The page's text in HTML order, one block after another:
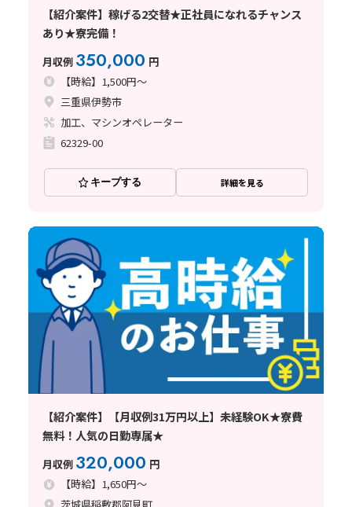
【紹介案件】稼げる2交替★正社員になれるチャンス
あり★寮完備！
月収例 350,000 円
【時給】1,500円～
三重県伊勢市
加工、マシンオペレーター
62329-00
キープする 詳細を見る
【紹介案件】【月収例31万円以上】未経験OK★寮費
無料！人気の日勤専属★
月収例 320,000 円
【時給】1,650円～